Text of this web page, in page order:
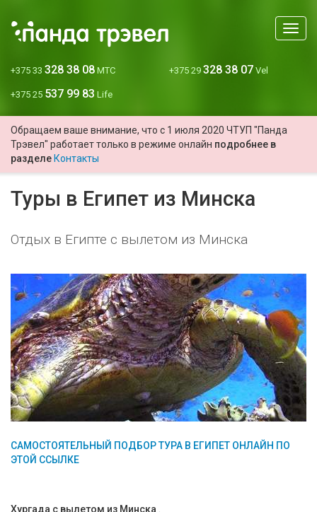
Меню
+375 33 328 38 08 МТС +375 29 328 38 07 Vel
+375 25 537 99 83 Life
Обращаем ваше внимание, что с 1 июля 2020 ЧТУП "Панда
Трэвел" работает только в режиме онлайн подробнее в
разделе Контакты
Туры в Египет из Минска
Отдых в Египте с вылетом из Минска
САМОСТОЯТЕЛЬНЫЙ ПОДБОР ТУРА В ЕГИПЕТ ОНЛАЙН ПО
ЭТОЙ ССЫЛКЕ
Хургада с вылетом из Минска